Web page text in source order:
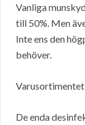
Vanliga
till 50%. Men
Inte ens den
behöver.
De enda